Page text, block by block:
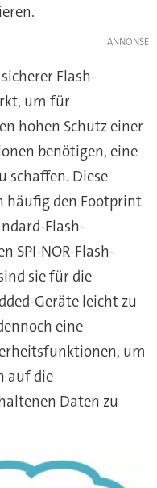
Flash-
um für
hohen Schutz einer
benötigen, eine
schaffen. Diese
häufig den Footprint
Flash-
SPI-NOR-Flash-
sie für die
Geräte leicht zu
eine
um
auf die
Daten zu